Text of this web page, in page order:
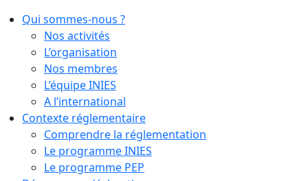
Qui sommes-nous ?
Nos activités
L’organisation
Nos membres
L’équipe INIES
A l’international
Contexte réglementaire
Comprendre la réglementation
Le programme INIES
Le programme PEP